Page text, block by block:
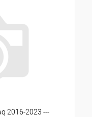
Сравнение
Под заказ
2016-2023 ---